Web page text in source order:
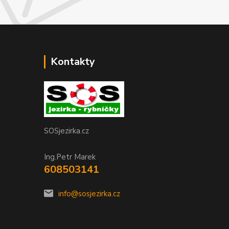
Kontakty
SOSjezirka.cz
Ing.Petr Marek
608503141
info@sosjezirka.cz